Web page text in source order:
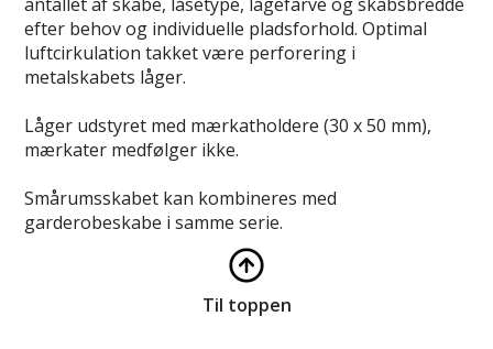
efter behov og individuelle pladsforhold. Optimal
luftcirkulation takket være perforering i
metalskabets låger.
Låger udstyret med mærkatholdere (30 x 50 mm),
mærkater medfølger ikke.
Smårumsskabet kan kombineres med
garderobeskabe i samme serie.
Til toppen